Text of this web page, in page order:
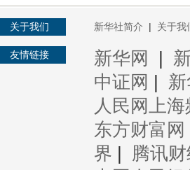
关于我们
友情链接
新华社简介 | 关于我
新华网 |
中证网 |
人民网上
东方财富网
界 | 腾讯